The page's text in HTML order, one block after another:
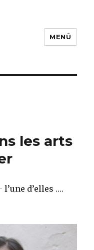
MENÜ
les arts
l’une d’elles ….